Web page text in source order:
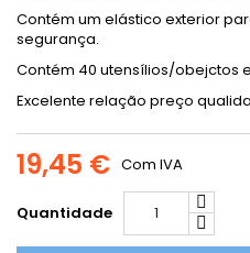
Contém um elástico exterior
segurança.
Contém 40 utensílios/obejctos
Excelente relação preço
19,45 € Com IVA
Quantidade